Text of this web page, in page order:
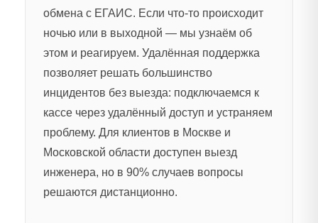
обмена с ЕГАИС. Если что-то происходит
ночью или в выходной — мы узнаём об
этом и реагируем. Удалённая поддержка
позволяет решать большинство
инцидентов без выезда: подключаемся к
кассе через удалённый доступ и устраняем
проблему. Для клиентов в Москве и
Московской области доступен выезд
инженера, но в 90% случаев вопросы
решаются дистанционно.